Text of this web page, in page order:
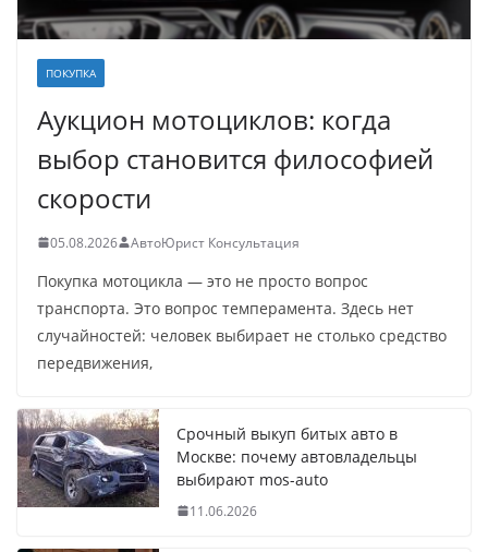
ПОКУПКА
Аукцион мотоциклов: когда
выбор становится философией
скорости
05.08.2026 АвтоЮрист Консультация
Покупка мотоцикла — это не просто вопрос
транспорта. Это вопрос темперамента. Здесь нет
случайностей: человек выбирает не столько средство
передвижения,
Срочный выкуп битых авто в
Москве: почему автовладельцы
выбирают mos-auto
11.06.2026